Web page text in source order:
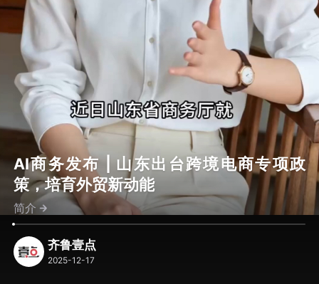
AI商务发布 | 山东出台跨境电商专项政
策，培育外贸新动能
简介
齐鲁壹点
2025-12-17